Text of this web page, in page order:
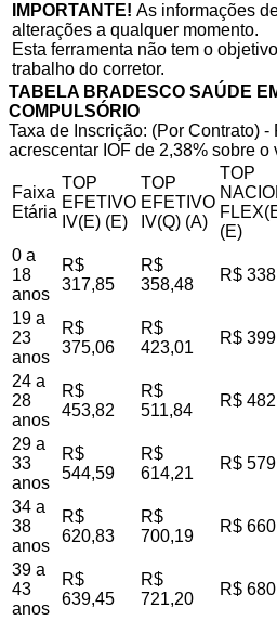
IMPORTANTE! As informações
alterações a qualquer momento.
Esta ferramenta não tem o
trabalho do corretor.
TABELA BRADESCO SAÚDE
COMPULSÓRIO
Taxa de Inscrição: (Por Contrato) -
acrescentar IOF de 2,38% sobre o
Faixa
Etária
TOP
EFETIVO
IV(E) (E)
TOP
EFETIVO
IV(Q) (A)
TOP
(E)
0 a
18
anos
R$
317,85
R$
358,48
R$
19 a
23
anos
R$
375,06
R$
423,01
R$
24 a
28
anos
R$
453,82
R$
511,84
R$
29 a
33
anos
R$
544,59
R$
614,21
R$
34 a
38
anos
R$
620,83
R$
700,19
R$
39 a
43
anos
R$
639,45
R$
721,20
R$